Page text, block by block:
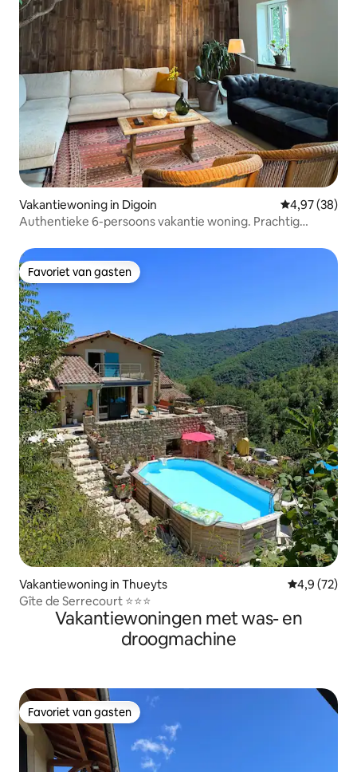
Vakantiewoning in Digoin Gemiddelde
4,97 (38)
Authentieke 6-persoons vakantie woning. Prachtig
Favoriet van gasten
Favoriet van gasten
Vakantiewoning in Thueyts
4,9 (72)
Gîte de Serrecourt ⭐⭐⭐
Vakantiewoningen met was- en
droogmachine
Favoriet van gasten
Favoriet van gasten